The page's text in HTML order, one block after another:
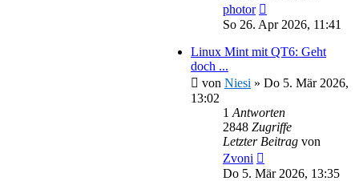
photor
So 26. Apr 2026, 11:41
Linux Mint mit QT6: Geht
doch ...
von Niesi » Do 5. Mär 2026,
13:02
1 Antworten
2848 Zugriffe
Letzter Beitrag von
Zvoni
Do 5. Mär 2026, 13:35